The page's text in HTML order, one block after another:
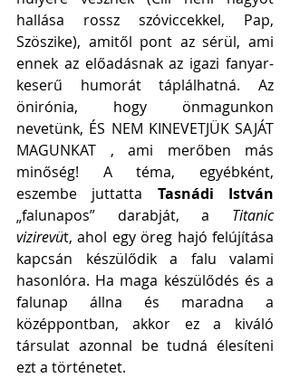
hallása rossz szóviccekkel, Pap,
Szöszike), amitől pont az sérül, ami
ennek az előadásnak az igazi fanyar-
keserű humorát táplálhatná. Az
önirónia, hogy önmagunkon
nevetünk, ÉS NEM KINEVETJÜK SAJÁT
MAGUNKAT , ami merőben más
minőség! A téma, egyébként,
eszembe juttatta
„falunapos” darabját, a Titanic
vizirevüt, ahol egy öreg hajó felújítása
kapcsán készülődik a falu valami
hasonlóra. Ha maga készülődés és a
falunap állna és maradna a
középpontban, akkor ez a kiváló
társulat azonnal be tudná élesíteni
ezt a történetet.